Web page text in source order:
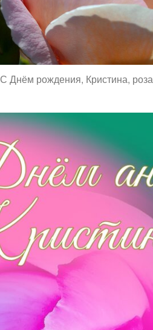
С Днём рождения, Кристина, роза